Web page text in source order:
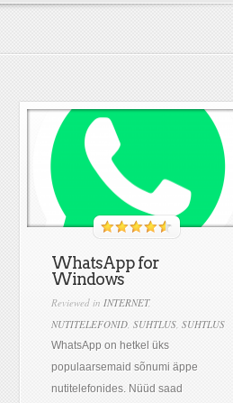
WhatsApp for
Windows
Reviewed in INTERNET,
NUTITELEFONID, SUHTLUS, SUHTLUS
WhatsApp on hetkel üks
populaarsemaid sõnumi äppe
nutitelefonides. Nüüd saad